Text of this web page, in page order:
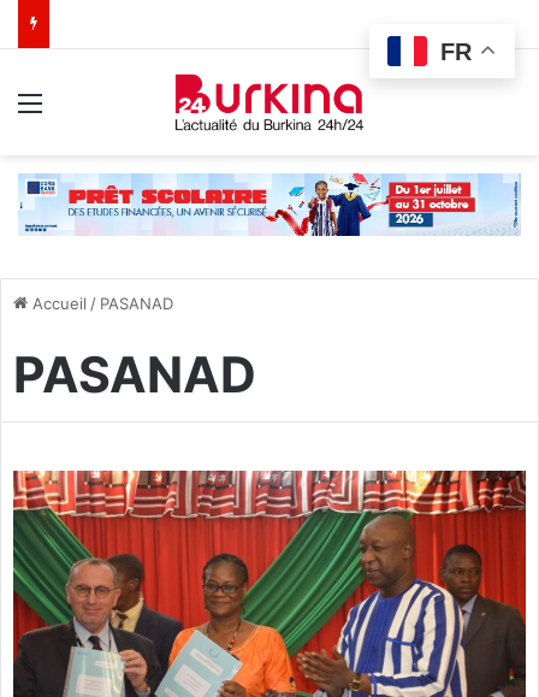
Accueil / PASANAD
PASANAD
FR